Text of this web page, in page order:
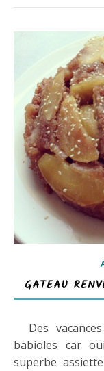
GATEAU
Des vacances je ne ramène plus de souvenirs
babioles car
superbe